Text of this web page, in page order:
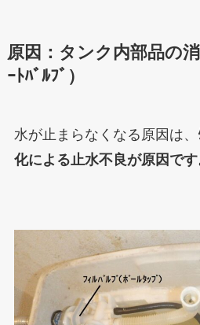
原因：タンク内部品の消
ｰﾄﾊﾞﾙﾌﾞ）
水が止まらなくなる原因は、
化による止水不良が原因です